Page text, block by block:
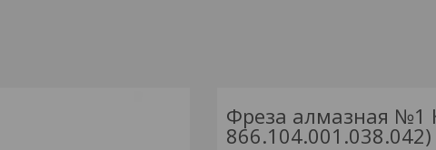
Фреза алмазная №1
866.104.001.038.042)